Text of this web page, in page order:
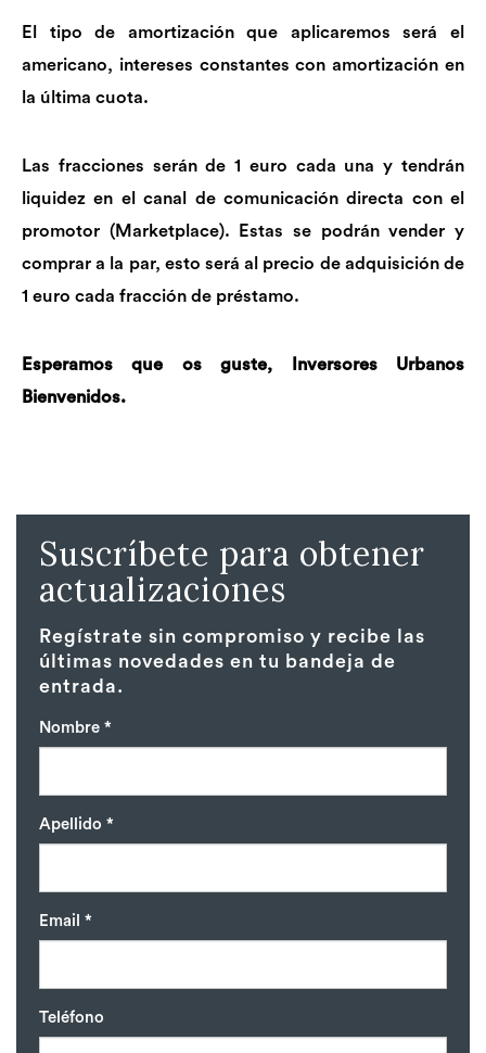
El tipo de amortización que aplicaremos será el
americano, intereses constantes con amortización en
la última cuota.
Las fracciones serán de 1 euro cada una y tendrán
liquidez en el canal de comunicación directa con el
promotor (Marketplace). Estas se podrán vender y
comprar a la par, esto será al precio de adquisición de
1 euro cada fracción de préstamo.
Esperamos que os guste, Inversores Urbanos
Bienvenidos.
Suscríbete para obtener
actualizaciones
Regístrate sin compromiso y recibe las
últimas novedades en tu bandeja de
entrada.
Nombre *
Apellido *
Email *
Teléfono